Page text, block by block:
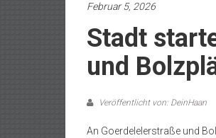
Februar 5, 2026
Stadt
und
Veröffentlicht von: DeinHaan
An Goerdelelerstraße und